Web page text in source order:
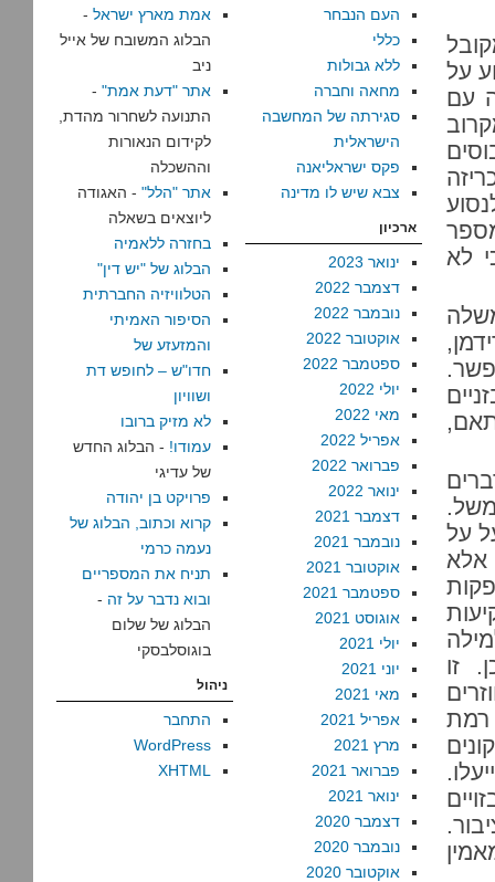
על
עם
לא
על
אלא
זו
רמת
העם הנבחר
כללי
ללא גבולות
מחאה וחברה
סגירתה של המחשבה
הישראלית
פקס ישראליאנה
צבא שיש לו מדינה
ארכיון
ינואר 2023
דצמבר 2022
נובמבר 2022
אוקטובר 2022
ספטמבר 2022
יולי 2022
מאי 2022
אפריל 2022
פברואר 2022
ינואר 2022
דצמבר 2021
נובמבר 2021
אוקטובר 2021
ספטמבר 2021
אוגוסט 2021
יולי 2021
יוני 2021
מאי 2021
אפריל 2021
מרץ 2021
פברואר 2021
ינואר 2021
דצמבר 2020
נובמבר 2020
אוקטובר 2020
אמת מארץ ישראל -
הבלוג המשובח של אייל
ניב
אתר "דעת אמת" -
התנועה לשחרור מהדת,
לקידום הנאורות
וההשכלה
אתר "הלל" - האגודה
ליוצאים בשאלה
בחזרה ללאמיה
הבלוג של "יש דין"
הטלוויזיה החברתית
הסיפור האמיתי
והמזעזע של
חדו"ש – לחופש דת
ושוויון
לא מזיק ברובו
עמודו! - הבלוג החדש
של עדיגי
פרויקט בן יהודה
קרוא וכתוב, הבלוג של
נעמה כרמי
תניח את המספריים
ובוא נדבר על זה -
הבלוג של שלום
בוגוסלבסקי
ניהול
התחבר
WordPress
XHTML